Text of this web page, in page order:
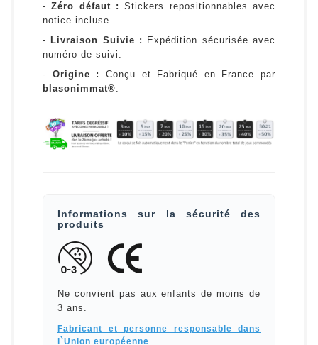
-Zéro défaut : Stickers repositionnables avec
notice incluse.
- Livraison Suivie :
Expédition sécurisée avec
numéro de suivi.
- Origine :
Conçu et Fabriqué en France par
blasonimmat®.
Informations sur la sécurité des
produits
Ne convient pas aux enfants de moins de
3 ans.
Fabricant et personne responsable dans
l`Union européenne